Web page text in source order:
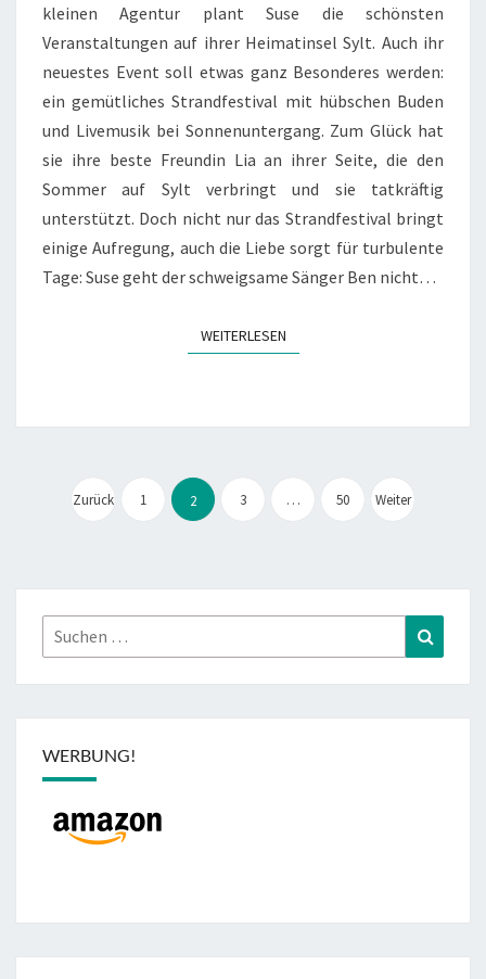
kleinen Agentur plant Suse die schönsten
Veranstaltungen auf ihrer Heimatinsel Sylt. Auch ihr
neuestes Event soll etwas ganz Besonderes werden:
ein gemütliches Strandfestival mit hübschen Buden
und Livemusik bei Sonnenuntergang. Zum Glück hat
sie ihre beste Freundin Lia an ihrer Seite, die den
Sommer auf Sylt verbringt und sie tatkräftig
unterstützt. Doch nicht nur das Strandfestival bringt
einige Aufregung, auch die Liebe sorgt für turbulente
Tage: Suse geht der schweigsame Sänger Ben nicht…
WEITERLESENWEITERLESEN
der
Zurück 1 2 3 … 50 Weiter
Suchen
nach:
WERBUNG!